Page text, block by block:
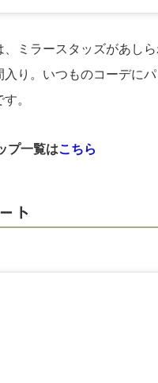
ミラースタッズがあし
り。いつものコーデに
。
プ一覧はこちら
ト